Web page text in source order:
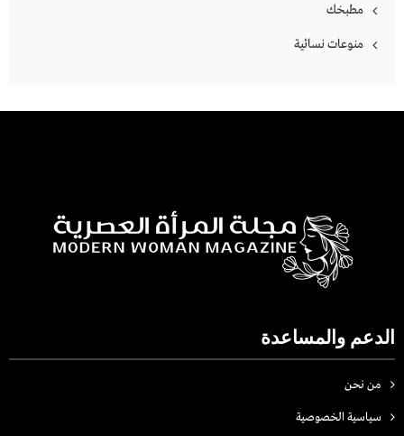
مطبخك
منوعات نسائية
الدعم والمساعدة
من نحن
سياسية الخصوصية